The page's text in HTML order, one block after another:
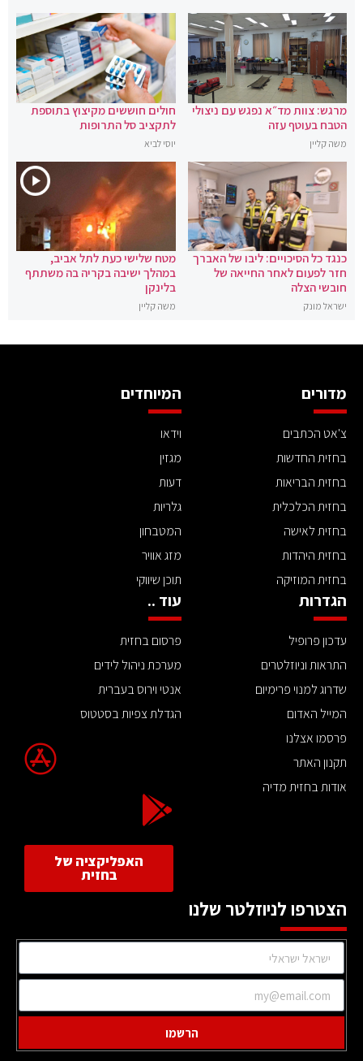
מרגש: צוות מד״א נפגש עם ניצולי
הטבח בעוטף עזה
משה קליין
חולים חוששים מקיצוץ בתוספת
לתקציב סל התרופות
יוסי לביא
כנגד כל הסיכויים: ליבו של האברך
חזר לפעום לאחר החייאה של
חובשי הצלה
ישראל מונק
מטח שלישי כעת לתל אביב,
במהלך ישיבה בקריה בה משתתף
בלינקן
משה קליין
מדורים
צ'אט הכתבים
בחזית החדשות
בחזית הבריאות
בחזית הכלכלית
בחזית לאישה
בחזית היהדות
בחזית המוזיקה
המיוחדים
וידאו
מגזין
דעות
גלריות
המטבחון
מזג אוויר
תוכן שיווקי
הגדרות
עדכון פרופיל
התראות וניוזלטרים
שדרוג למנוי פרימיום
המייל האדום
פרסמו אצלנו
תקנון האתר
אודות בחזית מדיה
עוד ..
פרסום בחזית
מערכת ניהול לידים
אנטי וירוס בעברית
הגדלת צפיות בסטטוס
האפליקציה של
בחזית
הצטרפו לניוזלטר שלנו
הרשמו